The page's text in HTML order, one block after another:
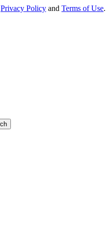
Privacy Policy and Terms of Use.